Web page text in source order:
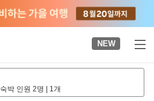
NEW
숙박 인원 2명 | 1개